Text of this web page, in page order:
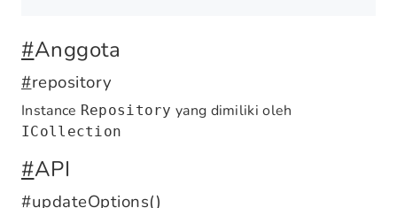
#Anggota
#repository
Instance Repository yang dimiliki oleh
ICollection
#API
#updateOptions()